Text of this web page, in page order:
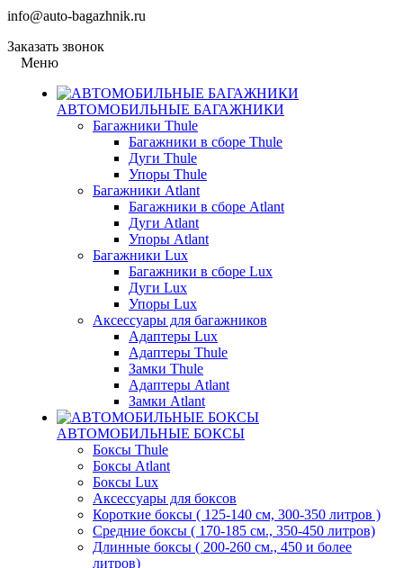
info@auto-bagazhnik.ru
Заказать звонок
Меню
АВТОМОБИЛЬНЫЕ БАГАЖНИКИ
Багажники Thule
Багажники в сборе Thule
Дуги Thule
Упоры Thule
Багажники Atlant
Багажники в сборе Atlant
Дуги Atlant
Упоры Atlant
Багажники Lux
Багажники в сборе Lux
Дуги Lux
Упоры Lux
Аксессуары для багажников
Адаптеры Lux
Адаптеры Thule
Замки Thule
Адаптеры Atlant
Замки Atlant
АВТОМОБИЛЬНЫЕ БОКСЫ
Боксы Thule
Боксы Atlant
Боксы Lux
Аксессуары для боксов
Короткие боксы ( 125-140 см, 300-350 литров )
Средние боксы ( 170-185 см., 350-450 литров)
Длинные боксы ( 200-260 см., 450 и более
литров)